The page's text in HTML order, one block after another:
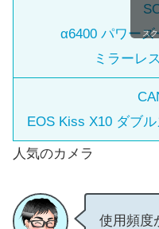
α6400 パワーズ
ミラーレ
EOS Kiss X10 ダブ
人気のカメラ
ス
使用頻度